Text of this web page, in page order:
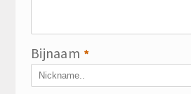
Bijnaam *